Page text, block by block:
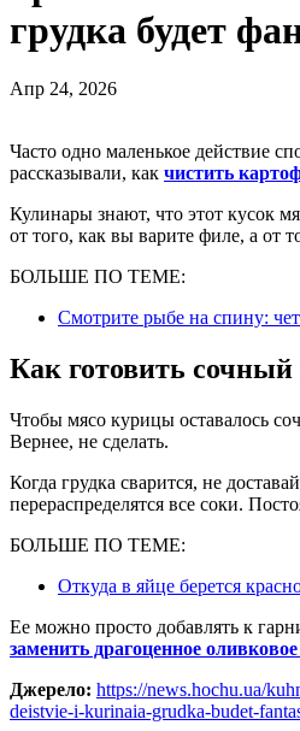
грудка будет
Апр 24, 2026
Часто одно маленькое действие способно изменить все впечатления от приготовления пищи. Например, мы
рассказывали, как чистить
Кулинары знают, что этот кусок
от того, как вы варите филе, а от
БОЛЬШЕ ПО ТЕМЕ:
Смотрите рыбе на спину:
Как готовить
Чтобы мясо курицы оставалось
Вернее, не сделать.
Когда грудка сварится, не
перераспределятся все соки.
БОЛЬШЕ ПО ТЕМЕ:
Откуда в яйце берется
Ее можно просто добавлять к
заменить драгоценное
Джерело: https://news.hochu.ua/
deistvie-i-kurinaia-grudka-budet-